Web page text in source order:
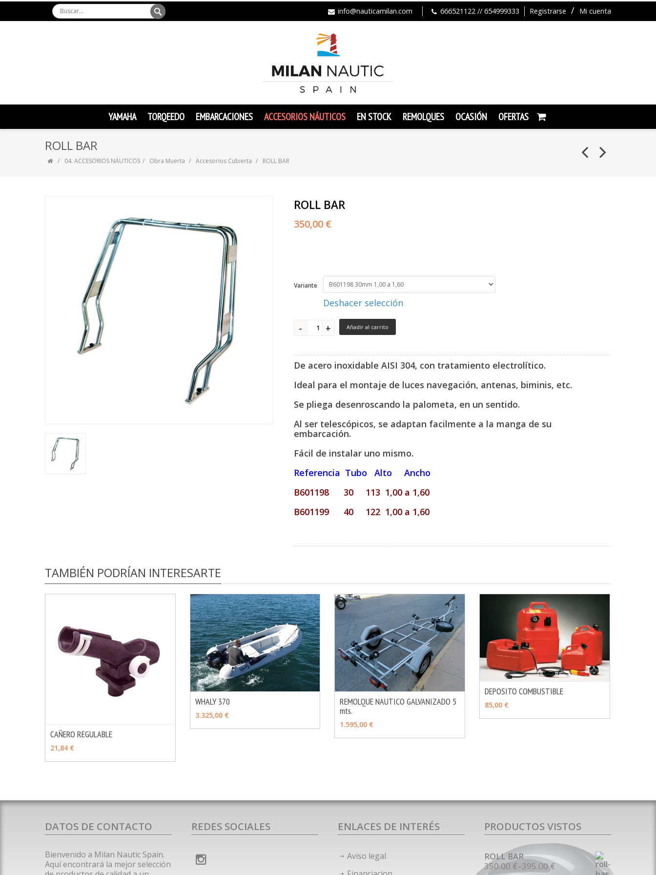
Registrarse Mi cuenta
info@nauticamilan.com 666521122 // 654999333
YAMAHA TORQEEDO EMBARCACIONES ACCESORIOS NÁUTICOS EN STOCK REMOLQUES OCASIÓN OFERTAS
ROLL BAR
04. ACCESORIOS NÁUTICOS Obra Muerta Accesorios Cubierta ROLL BAR
ROLL BAR
350,00 €
Variante
Deshacer selección
Añadir al carrito
De acero inoxidable AISI 304, con tratamiento electrolítico.
Ideal para el montaje de luces navegación, antenas, biminis, etc.
Se pliega desenroscando la palometa, en un sentido.
Al ser telescópicos, se adaptan facilmente a la manga de su
embarcación.
Fácil de instalar uno mismo.
Referencia Tubo Alto Ancho
B601198 30 113 1,00 a 1,60
B601199 40 122 1,00 a 1,60
TAMBIÉN PODRÍAN INTERESARTE
CAÑERO REGULABLE
21,84 €
WHALY 370
3.325,00 € VER OPCIONES
REMOLQUE NAUTICO GALVANIZADO 5
mts.
1.595,00 €
DEPOSITO COMBUSTIBLE
85,00 €
DATOS DE CONTACTO
Bienvenido a Milan Nautic Spain.
Aquí encontrará la mejor selección
REDES SOCIALES ENLACES DE INTERÉS
Aviso legal
PRODUCTOS VISTOS
ROLL BAR
350.00 €–395.00 €